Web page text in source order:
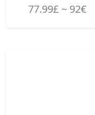
77.99£ ~ 92€